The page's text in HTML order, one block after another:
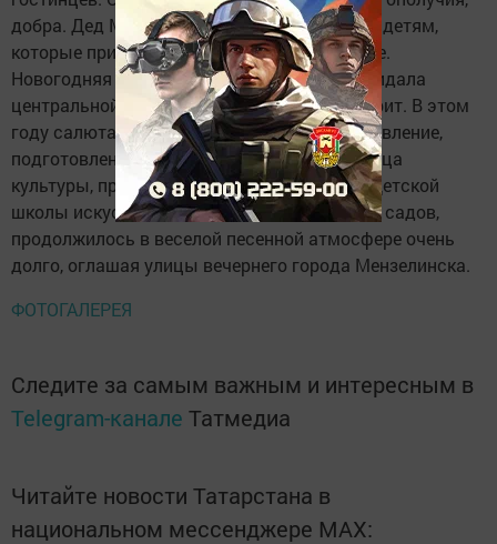
добра. Дед Мороз раздавал свои гостинцы детям,
которые пришли посмотреть представление.
Новогодняя елка с зажженными огнями придала
центральной площади неповторимый колорит. В этом
году салюта не было. Праздничное представление,
подготовленное талантами районного Дворца
культуры, преподавателями и учащимися Детской
школы искусств и воспитанниками детских садов,
продолжилось в веселой песенной атмосфере очень
долго, оглашая улицы вечернего города Мензелинска.
ФОТОГАЛЕРЕЯ
Следите за самым важным и интересным в
Telegram-канале Татмедиа
Читайте новости Татарстана в
национальном мессенджере MАХ: